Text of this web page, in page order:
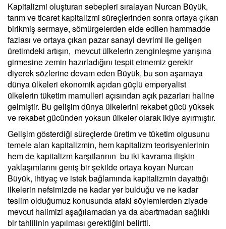
Kapitalizmi oluşturan sebepleri sıralayan Nurcan Büyük,
tarım ve ticaret kapitalizmi süreçlerinden sonra ortaya çıkan
birikmiş sermaye, sömürgelerden elde edilen hammadde
fazlası ve ortaya çıkan pazar sanayi devrimi ile gelişen
üretimdeki artışın, mevcut ülkelerin zenginleşme yarışına
girmesine zemin hazırladığını tespit etmemiz gerekir
diyerek sözlerine devam eden Büyük, bu son aşamaya
dünya ülkeleri ekonomik açıdan güçlü emperyalist
ülkelerin tüketim mamulleri açısından açık pazarları haline
gelmiştir. Bu gelişim dünya ülkelerini rekabet gücü yüksek
ve rekabet gücünden yoksun ülkeler olarak ikiye ayırmıştır.
Gelişim gösterdiği süreçlerde üretim ve tüketim olgusunu
temele alan kapitalizmin, hem kapitalizm teorisyenlerinin
hem de kapitalizm karşıtlarının bu iki kavrama ilişkin
yaklaşımlarını geniş bir şekilde ortaya koyan Nurcan
Büyük, ihtiyaç ve istek bağlamında kapitalizmin dayattığı
ilkelerin nefsimizde ne kadar yer bulduğu ve ne kadar
teslim olduğumuz konusunda afaki söylemlerden ziyade
mevcut halimizi aşağılamadan ya da abartmadan sağlıklı
bir tahlilinin yapılması gerektiğini belirtti.